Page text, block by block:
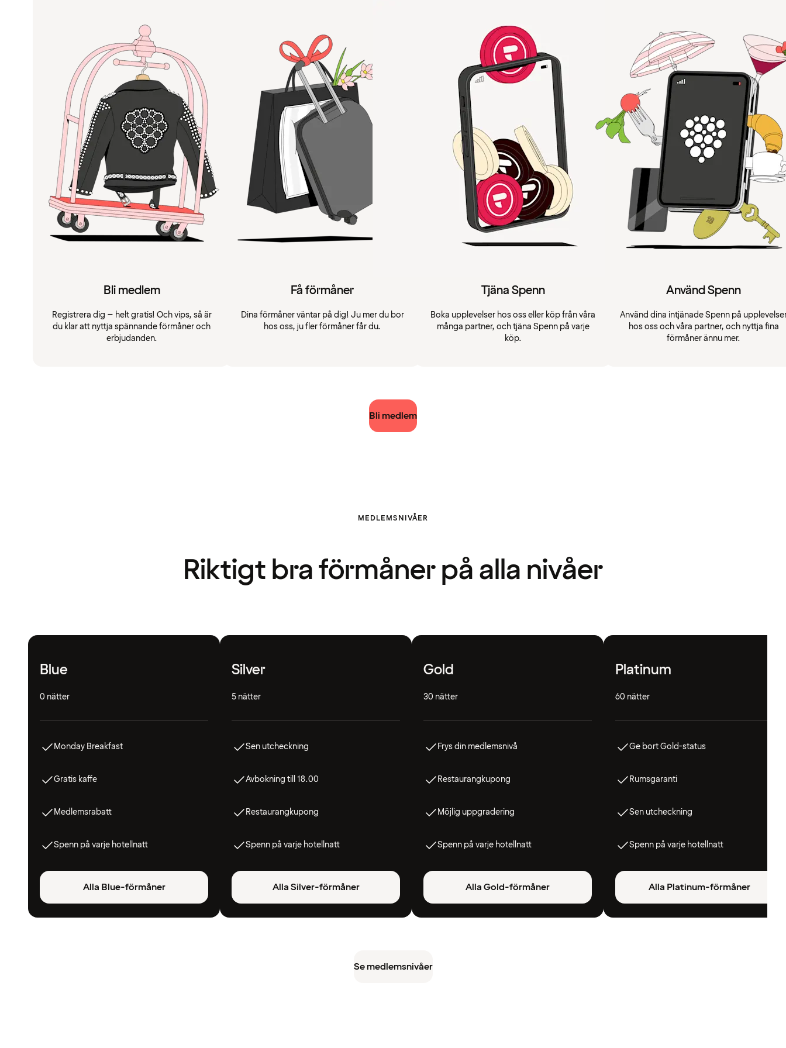
Bli medlem
Registrera dig – helt gratis! Och vips, så är
du klar att nyttja spännande förmåner och
erbjudanden.
Få förmåner
Dina förmåner väntar på dig! Ju mer du bor
hos oss, ju fler förmåner får du.
Tjäna Spenn
Boka upplevelser hos oss eller köp från våra
många partner, och tjäna Spenn på varje
köp.
Använd Spenn
Använd dina intjänade Spenn på
hos oss och våra partner, och nyttja fina
förmåner ännu mer.
Bli medlem
MEDLEMSNIVÅER
Riktigt bra förmåner på alla nivåer
Blue
0 nätter
Monday Breakfast
Gratis kaffe
Medlemsrabatt
Spenn på varje hotellnatt
Alla Blue-förmåner
Silver
5 nätter
Sen utcheckning
Avbokning till 18.00
Restaurangkupong
Spenn på varje hotellnatt
Alla Silver-förmåner
Gold
30 nätter
Frys din medlemsnivå
Restaurangkupong
Möjlig uppgradering
Spenn på varje hotellnatt
Alla Gold-förmåner
Platinum
60 nätter
Ge bort Gold-status
Rumsgaranti
Sen utcheckning
Spenn på varje hotellnatt
Alla Platinum-förmåner
Se medlemsnivåer